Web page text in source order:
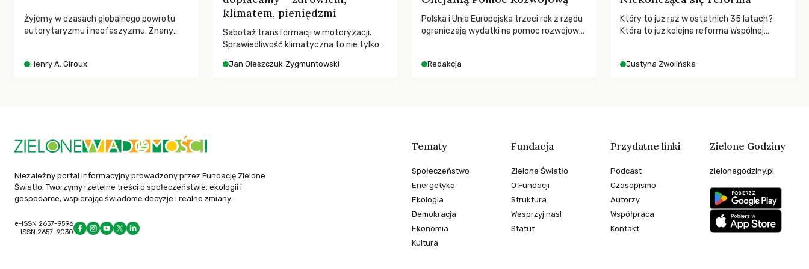
Żyjemy w czasach globalnego powrotu
autorytaryzmu i neofaszyzmu. Znany
społeczeństwo. Czy współczesne
Henry A. Giroux
klimatem, pieniędzmi
Sabotaż transformacji w motoryzacji.
Sprawiedliwość klimatyczna to nie tylko
ponosi konsekwencje globalnego
Jan Oleszczuk-Zygmuntowski
Polska i Unia Europejska trzeci rok z rzędu
ograniczają wydatki na pomoc rozwojową
dla krajów najbardziej potrzebujących, a
Redakcja
Który to już raz w ostatnich 35 latach?
Która to już kolejna reforma Wspólnej
społeczne?
Justyna Zwolińska
Niezależny portal informacyjny prowadzony przez Fundację Zielone
Światło. Tworzymy rzetelne treści o społeczeństwie, ekologii i
gospodarce, wspierając świadome decyzje i realne zmiany.
e-ISSN 2657-9596
ISSN 2657-9030
Tematy
Społeczeństwo
Energetyka
Ekologia
Demokracja
Ekonomia
Kultura
Fundacja
Zielone Światło
O Fundacji
Struktura
Wesprzyj nas!
Statut
Przydatne linki
Podcast
Czasopismo
Autorzy
Współpraca
Kontakt
Zielone Godziny
zielonegodziny.pl